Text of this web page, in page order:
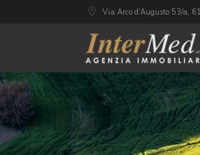
Via Arco d’Augusto 53/a,